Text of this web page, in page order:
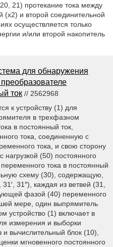
21) протекание тока между
(х2) и второй соединительной
осуществляется только
и/или второй накопитель
для обнаружения
ток // 2562968
к устройству (1) для
в трехфазном
в постоянный ток,
тока, соединенную с
тока, и свою сторону
нагрузкой (50) постоянного
тока в постоянный
схему (30), содержащую,
31″), каждая из ветвей (31,
фазой (40) переменного
мере, один выпрямитель
устройство (1) включает в
измерения и выборки
и вычислительный блок (10),
мгновенного постоянного